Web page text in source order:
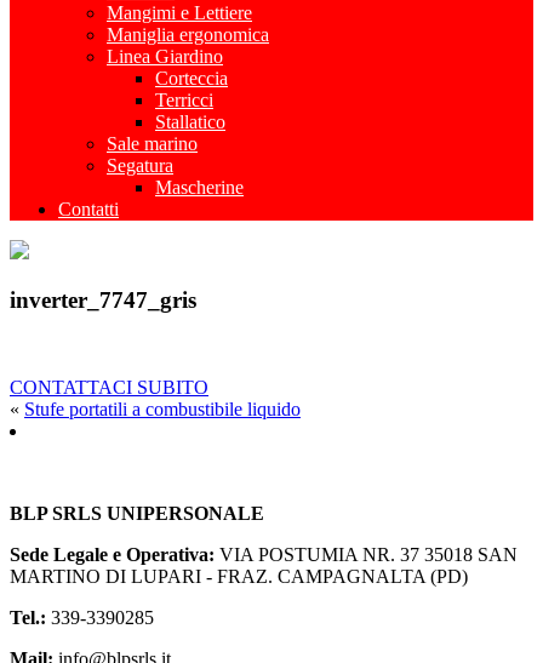
Mangimi e Lettiere
Maniglia ergonomica
Linea Giardino
Corteccia
Terricci
Stallatico
Sale marino
Segatura
Mascherine
Contatti
inverter_7747_gris
CONTATTACI SUBITO
« Stufe portatili a combustibile liquido
BLP SRLS UNIPERSONALE
Sede Legale e Operativa: VIA POSTUMIA NR. 37 35018 SAN
MARTINO DI LUPARI - FRAZ. CAMPAGNALTA (PD)
Tel.: 339-3390285